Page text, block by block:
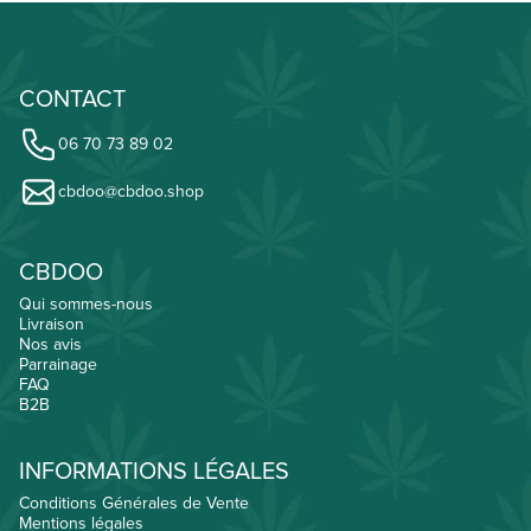
CONTACT
06 70 73 89 02
cbdoo@cbdoo.shop
CBDOO
Qui sommes-nous
Livraison
Nos avis
Parrainage
FAQ
B2B
INFORMATIONS LÉGALES
Conditions Générales de Vente
Mentions légales